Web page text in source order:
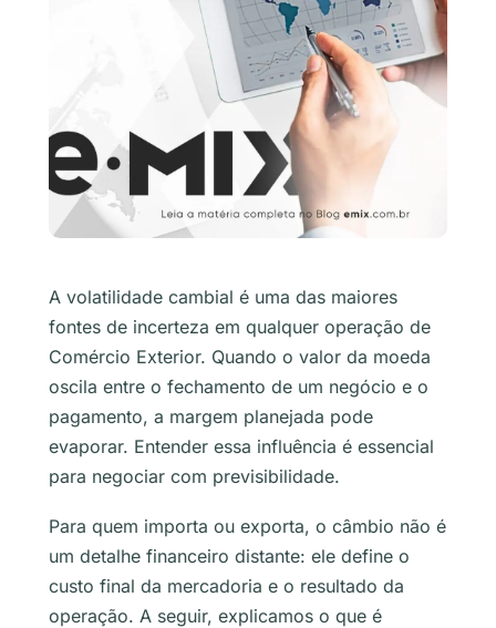
A volatilidade cambial é uma das maiores
fontes de incerteza em qualquer operação de
Comércio Exterior. Quando o valor da moeda
oscila entre o fechamento de um negócio e o
pagamento, a margem planejada pode
evaporar. Entender essa influência é essencial
para negociar com previsibilidade.
Para quem importa ou exporta, o câmbio não é
um detalhe financeiro distante: ele define o
custo final da mercadoria e o resultado da
operação. A seguir, explicamos o que é